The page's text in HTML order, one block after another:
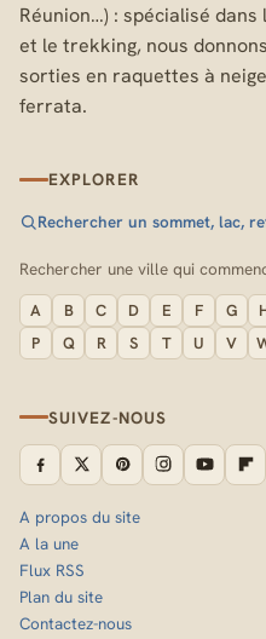
Réunion…) : spécialisé
et le trekking, nous
sorties en raquettes à
ferrata.
EXPLORER
Rechercher un sommet, lac,
Rechercher une ville qui
A B C D E F G
P
Q R S T U V
SUIVEZ-NOUS
A propos du site
A la une
Flux RSS
Plan du site
Contactez-nous